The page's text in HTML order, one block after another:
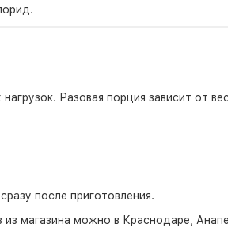
Разовая порция зависит от
после приготовления.
из магазина можно в Краснодаре,